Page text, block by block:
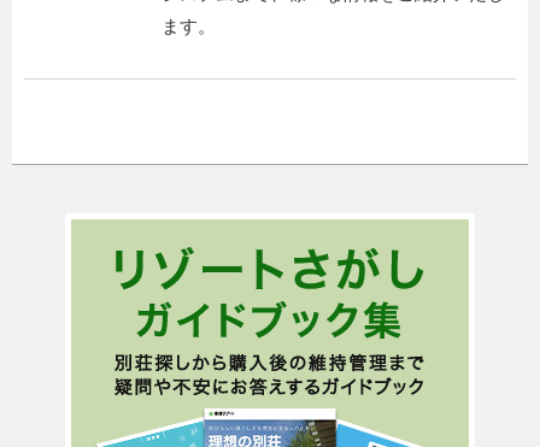
ます。